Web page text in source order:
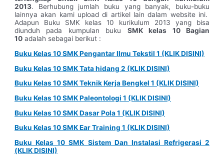
2013. Berhubung jumlah buku yang banyak, buku-buku
lainnya akan kami upload di artikel lain dalam website ini.
Adapun Buku SMK kelas 10 kurikulum 2013 yang bisa
diunduh pada kumpulan buku SMK kelas 10 Bagian
10 adalah sebagai berikut :
Buku Kelas 10 SMK Pengantar Ilmu Tekstil 1 (KLIK DISINI)
Buku Kelas 10 SMK Tata hidang 2 (KLIK DISINI)
Buku Kelas 10 SMK Teknik Kerja Bengkel 1 (KLIK DISINI)
Buku Kelas 10 SMK Paleontologi 1 (KLIK DISINI)
Buku Kelas 10 SMK Dasar Pola 1 (KLIK DISINI)
Buku Kelas 10 SMK Ear Training 1 (KLIK DISINI)
Buku Kelas 10 SMK Sistem Dan Instalasi Refrigerasi 2
(KLIK DISINI)